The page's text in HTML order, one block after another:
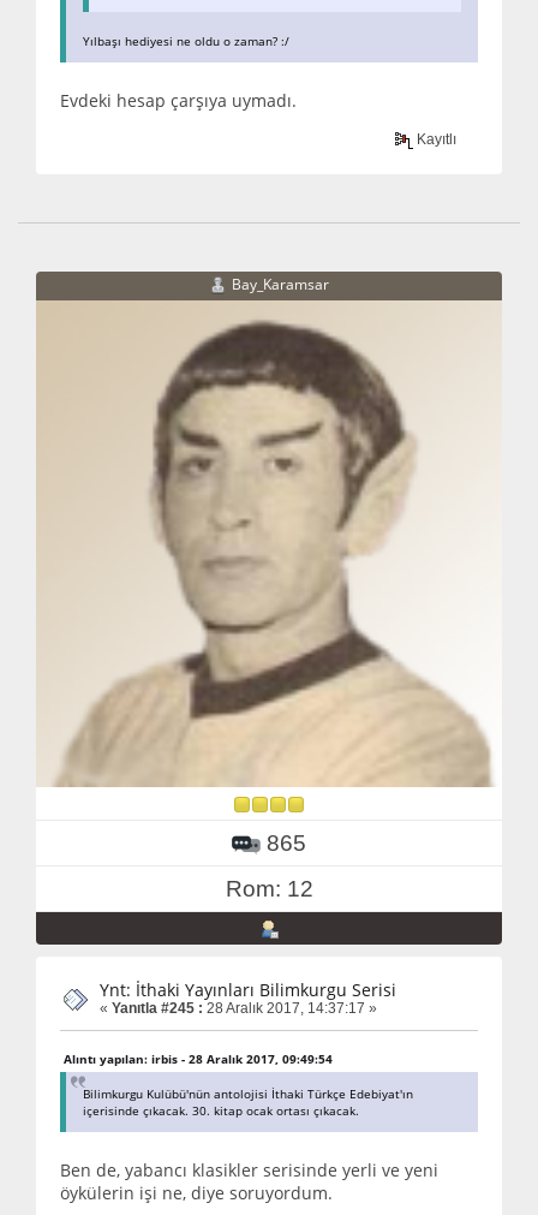
Yılbaşı hediyesi ne oldu o zaman? :/
Evdeki hesap çarşıya uymadı.
Kayıtlı
Bay_Karamsar
865
Rom: 12
Ynt: İthaki Yayınları Bilimkurgu Serisi
« Yanıtla #245 : 28 Aralık 2017, 14:37:17 »
Alıntı yapılan: irbis - 28 Aralık 2017, 09:49:54
Bilimkurgu Kulübü'nün antolojisi İthaki Türkçe Edebiyat'ın
içerisinde çıkacak. 30. kitap ocak ortası çıkacak.
Ben de, yabancı klasikler serisinde yerli ve yeni
öykülerin işi ne, diye soruyordum.